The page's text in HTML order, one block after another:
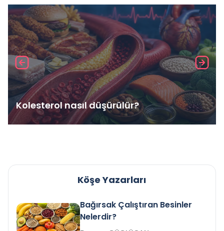
Kolesterol nasıl düşürülür?
Köşe Yazarları
Bağırsak Çalıştıran Besinler
Nelerdir?